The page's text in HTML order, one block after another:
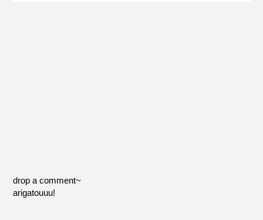
drop a comment~
arigatouuu!